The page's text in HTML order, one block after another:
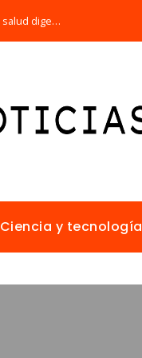
Por qué la microbiota intestinal es esencial para la salud digestiva
Ciencia y tecnología